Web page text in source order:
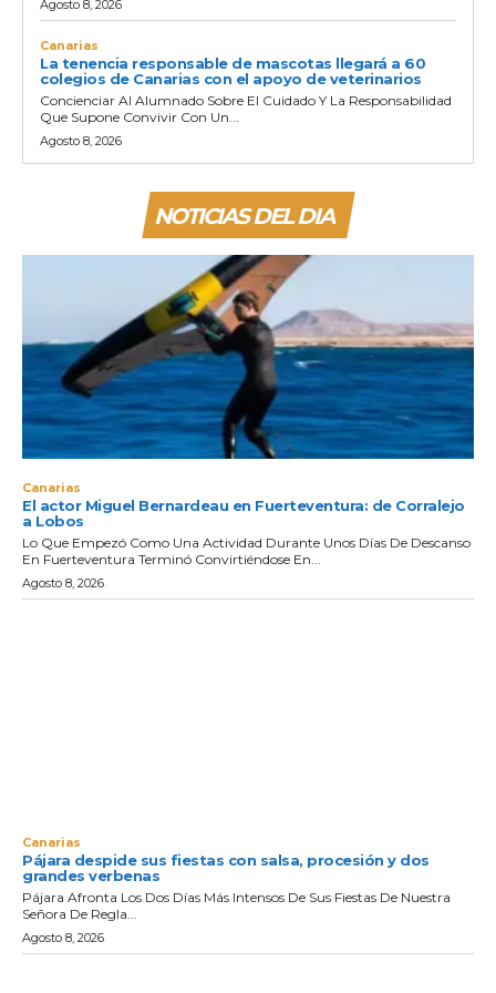
Agosto 8, 2026
Canarias
La tenencia responsable de mascotas llegará a 60
colegios de Canarias con el apoyo de veterinarios
Concienciar Al Alumnado Sobre El Cuidado Y La Responsabilidad
Que Supone Convivir Con Un...
Agosto 8, 2026
NOTICIAS DEL DIA
Canarias
El actor Miguel Bernardeau en Fuerteventura: de Corralejo
a Lobos
Lo Que Empezó Como Una Actividad Durante Unos Días De Descanso
En Fuerteventura Terminó Convirtiéndose En...
Agosto 8, 2026
Canarias
Pájara despide sus fiestas con salsa, procesión y dos
grandes verbenas
Pájara Afronta Los Dos Días Más Intensos De Sus Fiestas De Nuestra
Señora De Regla...
Agosto 8, 2026